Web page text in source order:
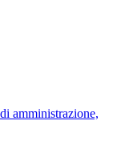
amministrazione,